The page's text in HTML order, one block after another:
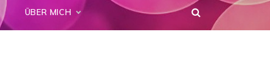
ÜBER MICH